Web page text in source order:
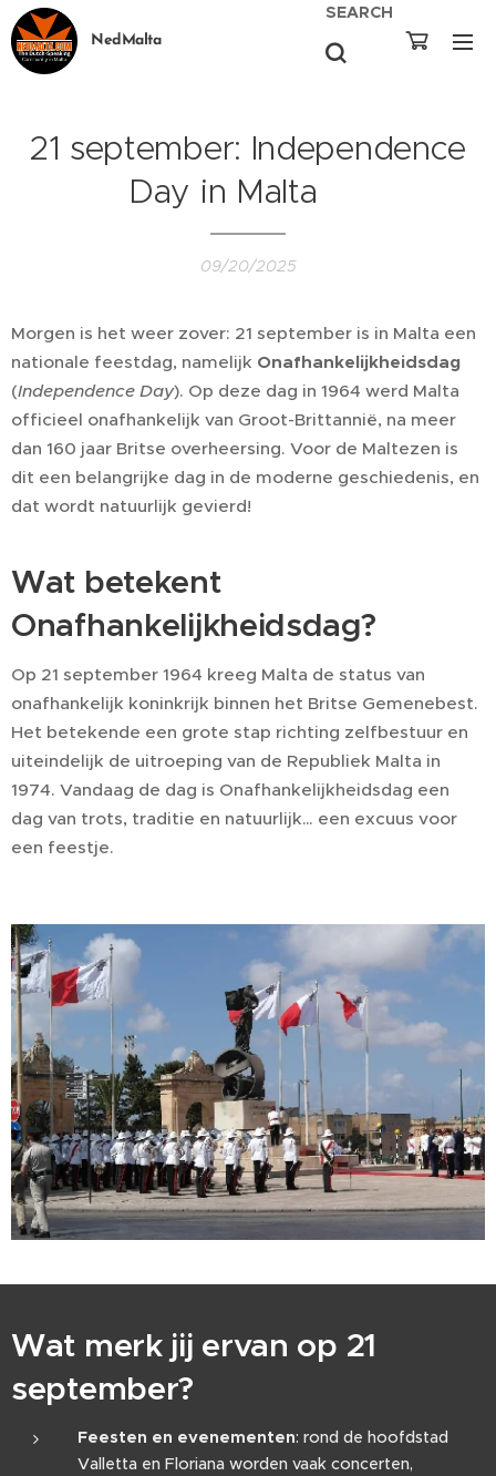
NedMalta
SEARCH
21 september: Independence
Day in Malta 🎉
09/20/2025
Morgen is het weer zover: 21 september is in Malta een
nationale feestdag, namelijk Onafhankelijkheidsdag
(Independence Day). Op deze dag in 1964 werd Malta
officieel onafhankelijk van Groot-Brittannië, na meer
dan 160 jaar Britse overheersing. Voor de Maltezen is
dit een belangrijke dag in de moderne geschiedenis, en
dat wordt natuurlijk gevierd!
Wat betekent
Onafhankelijkheidsdag?
Op 21 september 1964 kreeg Malta de status van
onafhankelijk koninkrijk binnen het Britse Gemenebest.
Het betekende een grote stap richting zelfbestuur en
uiteindelijk de uitroeping van de Republiek Malta in
1974. Vandaag de dag is Onafhankelijkheidsdag een
dag van trots, traditie en natuurlijk… een excuus voor
een feestje.
Wat merk jij ervan op 21
september?
Feesten en evenementen: rond de hoofdstad
Valletta en Floriana worden vaak concerten,